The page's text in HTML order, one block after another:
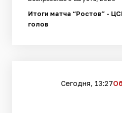
Итоги матча “Ростов” -
голов
Сегодня, 13:27